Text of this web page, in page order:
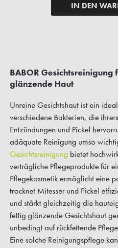
IN DEN
BABOR
glänzende Haut
Unreine Gesichtshaut ist ein
verschiedene Bakterien, die
Entzündungen und Pickel
adäquate Reinigung umso
Gesichtsreinigung bietet
verträgliche Pflegeprodukte für
Pflegekosmetik ermöglicht eine
trocknet Mitesser und Pickel
und stärkt gleichzeitig die
fettig glänzende Gesichtshaut
unbedingt auf rückfettende
Eine solche Reinigungspflege